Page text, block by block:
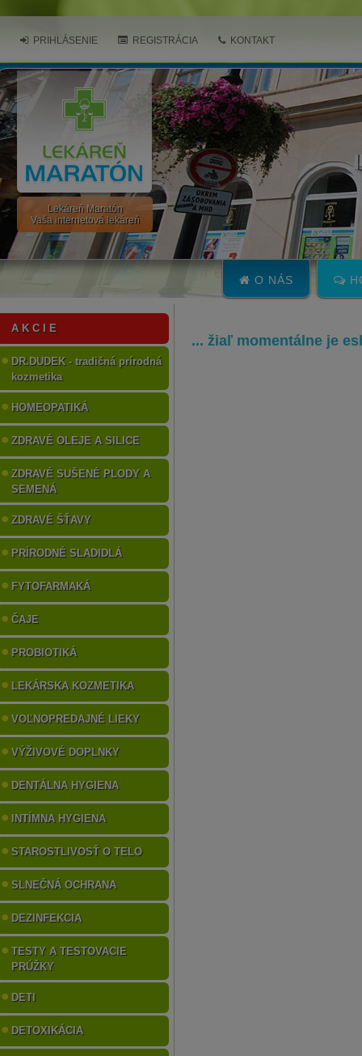
Lekáreň Maratón
Vaša internetová lekáreň
PRIHLÁSENIE REGISTRÁCIA KONTAKT
O NÁS
A K C I E
DR.DUDEK - tradičná prírodná
kozmetika
HOMEOPATIKÁ
ZDRAVÉ OLEJE A SILICE
ZDRAVÉ SUŠENÉ PLODY A
SEMENÁ
ZDRAVÉ ŠŤAVY
PRÍRODNÉ SLADIDLÁ
FYTOFARMAKÁ
ČAJE
PROBIOTIKÁ
LEKÁRSKA KOZMETIKA
VOĽNOPREDAJNÉ LIEKY
VÝŽIVOVÉ DOPLNKY
DENTÁLNA HYGIENA
INTÍMNA HYGIENA
STAROSTLIVOSŤ O TELO
SLNEČNÁ OCHRANA
DEZINFEKCIA
TESTY A TESTOVACIE
PRÚŽKY
DETI
DETOXIKÁCIA
... žiaľ momentálne je